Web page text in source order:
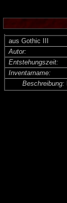
aus Gothic III
Autor:
Entsteh­ungs­zeit:
Inventar­name:
Beschreibung: